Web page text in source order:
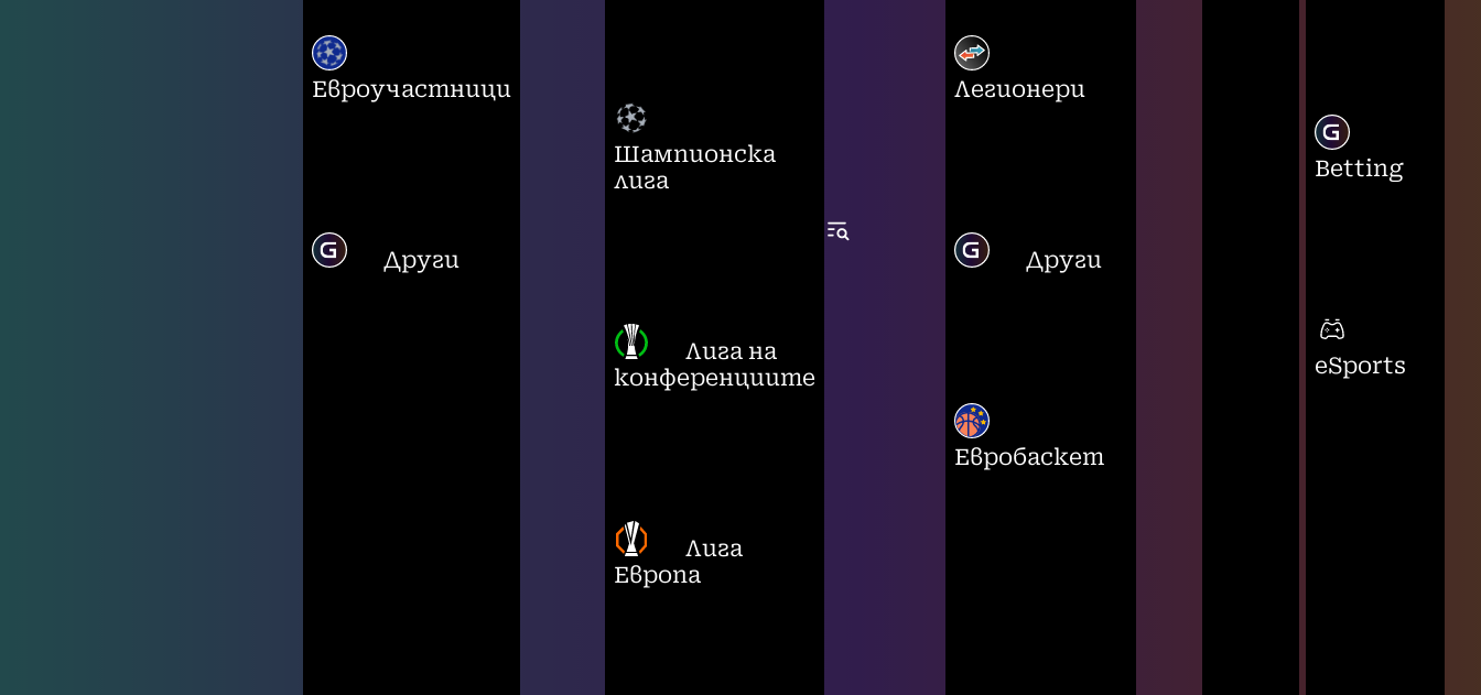
Евроучастници
Други
Шампионска
лига
Лига на
конференциите
Лига
Европа
Легионери
Други
Евробаскет
Betting
eSports